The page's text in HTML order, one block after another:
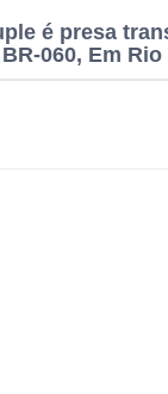
é presa
060, Em Rio